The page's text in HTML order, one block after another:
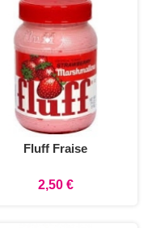
Fluff Fraise
2,50 €